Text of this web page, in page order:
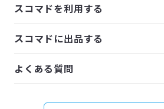
スコマドを利用する
スコマドに出品する
よくある質問